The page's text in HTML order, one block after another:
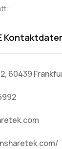
60439 Frankfurt